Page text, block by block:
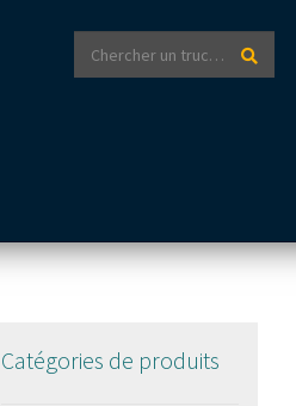
Catégories de produits